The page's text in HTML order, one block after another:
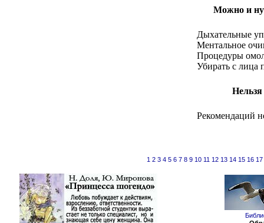
Можно и
Дыхательные
Ментальное
Процедуры
Убирать с
Нельзя
Рекомендаций
1 2 3 4 5 6 7 8 9 10 11 12 13 14 15 16 17